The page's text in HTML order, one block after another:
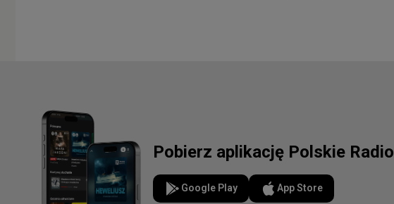
Pobierz aplikację Polskie Radio
Google Play App Store